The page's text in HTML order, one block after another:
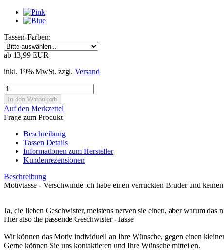
Tassen-Farben:
ab 13,99 EUR
inkl. 19% MwSt. zzgl. Versand
Auf den Merkzettel
Frage zum Produkt
Beschreibung
Tassen Details
Informationen zum Hersteller
Kundenrezensionen
Beschreibung
Motivtasse - Verschwinde ich habe einen verrückten Bruder und
Ja, die lieben Geschwister, meistens nerven sie einen, aber warum das
Hier also die passende Geschwister -Tasse
Wir können das Motiv individuell an Ihre Wünsche, gegen einen
Gerne können Sie uns kontaktieren und Ihre Wünsche mitteilen.